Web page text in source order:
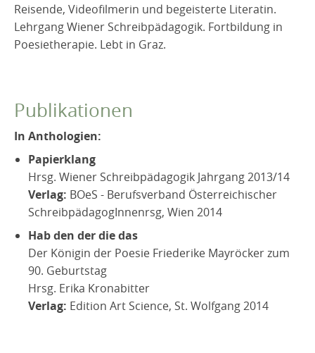
Reisende, Videofilmerin und begeisterte Literatin.
Lehrgang Wiener Schreibpädagogik. Fortbildung in
Poesietherapie. Lebt in Graz.
Publikationen
In Anthologien:
Papierklang
Hrsg. Wiener Schreibpädagogik Jahrgang 2013/14
Verlag: BOeS - Berufsverband Österreichischer
SchreibpädagogInnenrsg, Wien 2014
Hab den der die das
Der Königin der Poesie Friederike Mayröcker zum
90. Geburtstag
Hrsg. Erika Kronabitter
Verlag: Edition Art Science, St. Wolfgang 2014